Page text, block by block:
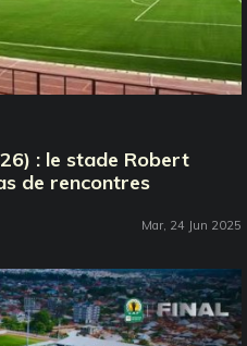
: le stade Robert
de rencontres
Mar, 24 Jun 2025